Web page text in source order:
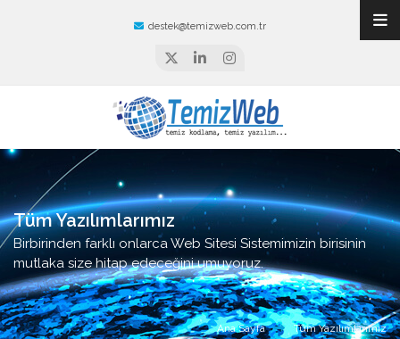
destek@temizweb.com.tr
Tüm Yazılımlarımız
Birbirinden farklı onlarca Web Sitesi Sistemimizin birisinin
mutlaka size hitap edeceğini umuyoruz.
Ana Sayfa Tüm Yazılımlarımız